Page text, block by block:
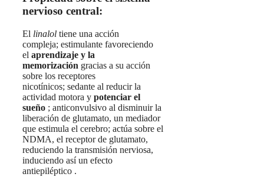
nervioso central:
El linalol tiene una acción
compleja; estimulante favoreciendo
el aprendizaje y la
memorización gracias a su acción
sobre los receptores
nicotínicos; sedante al reducir la
actividad motora y potenciar el
sueño ; anticonvulsivo al disminuir la
liberación de glutamato, un mediador
que estimula el cerebro; actúa sobre el
NDMA, el receptor de glutamato,
reduciendo la transmisión nerviosa,
induciendo así un efecto
antiepiléptico .